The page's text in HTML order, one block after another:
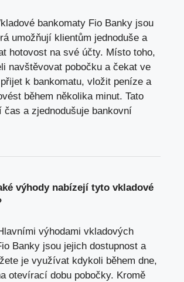
‌bankomaty​ Fio Banky jsou
umožňují klientům‍ jednoduše a
hotovost na své účty. Místo toho,
navštěvovat pobočku a čekat ve
k bankomatu, vložit peníze a
během několika minut. Tato
čas a zjednodušuje bankovní‍
výhody nabízejí⁢ tyto vkladové
výhodami vkladových
Banky jsou⁤ jejich dostupnost a
​je využívat kdykoli během dne,
otevírací dobu pobočky. Kromě